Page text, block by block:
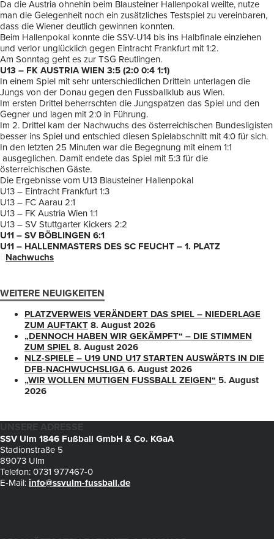
Da die Austria ohnehin beim Blausteiner Hallenpokal weilte, nutze
man die Gelegenheit noch ein zusätzliches Testspiel zu vereinbaren,
dass die Wiener deutlich gewinnen konnten.
Beim Hallenpokal konnte die SSV-U14 bis ins Halbfinale einziehen
und verlor unglücklich gegen Eintracht Frankfurt mit 1:2.
Am Sonntag geht es zur TSG Reutlingen.
U13 – FK AUSTRIA WIEN 3:5 (2:0 0:4 1:1)
In einem Spiel mit sehr unterschiedlichen Dritteln unterlagen die
Jungs von der Donau gegen den Fussballklub aus Wien.
Im ersten Drittel beherrschten die Jungspatzen das Spiel und den
Gegner und lagen mit 2:0 in Führung.
Im 2. Drittel kam der Nachwuchs des österreichischen Bundesligisten
besser ins Spiel und entschied diesen Spielabschnitt mit 4:0 für sich.
In den letzten 25 Minuten war die Begegnung mit einem 1:1
ausgeglichen. Damit endete das Spiel mit 5:3 für die
österreichischen Gäste.
Die Ergebnisse vom U13 Blausteiner Hallenpokal
U13 – Eintracht Frankfurt 1:3
U13 – FC Aarau 2:1
U13 – FK Austria Wien 1:1
U13 – SV Stuttgarter Kickers 2:2
U11 – SV BÖBLINGEN 6:1
U11 – HALLENMASTERS DES SC FEUCHT – 1. PLATZ
Nachwuchs
WEITERE NEUIGKEITEN
PLATZVERWEIS VERÄNDERT DAS SPIEL – NIEDERLAGE
ZUM AUFTAKT 8. August 2026
„DENNOCH HABEN WIR GEKÄMPFT“ – DIE STIMMEN
ZUM SPIEL 8. August 2026
NLZ-SPIELE – U19 UND U17 STARTEN AUSWÄRTS IN DIE
DFB-NACHWUCHSLIGA 6. August 2026
„WIR WOLLEN MUTIGEN FUSSBALL ZEIGEN“
5. August
2026
UNSERE ADRESSE
SSV Ulm 1846 Fußball GmbH & Co. KGaA
Stadionstraße 5
89073 Ulm
Telefon: 0731 977467-0
E-Mail: info@ssvulm-fussball.de